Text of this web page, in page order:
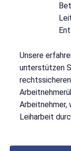
Unsere
unterstützen
Arbeitnehmer,
Leiharbeit